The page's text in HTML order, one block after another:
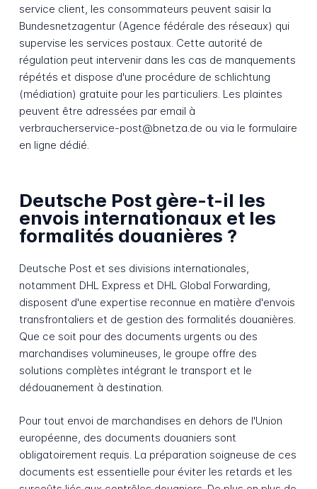
service client, les consommateurs peuvent saisir la
Bundesnetzagentur (Agence fédérale des réseaux) qui
supervise les services postaux. Cette autorité de
régulation peut intervenir dans les cas de manquements
répétés et dispose d'une procédure de schlichtung
(médiation) gratuite pour les particuliers. Les plaintes
peuvent être adressées par email à
verbraucherservice-post@bnetza.de ou via le formulaire
en ligne dédié.
Deutsche Post gère-t-il les
envois internationaux et les
formalités douanières ?
Deutsche Post et ses divisions internationales,
notamment DHL Express et DHL Global Forwarding,
disposent d'une expertise reconnue en matière d'envois
transfrontaliers et de gestion des formalités douanières.
Que ce soit pour des documents urgents ou des
marchandises volumineuses, le groupe offre des
solutions complètes intégrant le transport et le
dédouanement à destination.
Pour tout envoi de marchandises en dehors de l'Union
européenne, des documents douaniers sont
obligatoirement requis. La préparation soigneuse de ces
documents est essentielle pour éviter les retards et les